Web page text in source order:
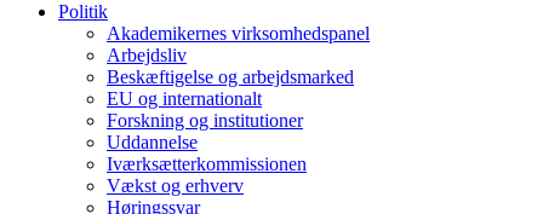
Politik
Akademikernes virksomhedspanel
Arbejdsliv
Beskæftigelse og arbejdsmarked
EU og internationalt
Forskning og institutioner
Uddannelse
Iværksætterkommissionen
Vækst og erhverv
Høringssvar